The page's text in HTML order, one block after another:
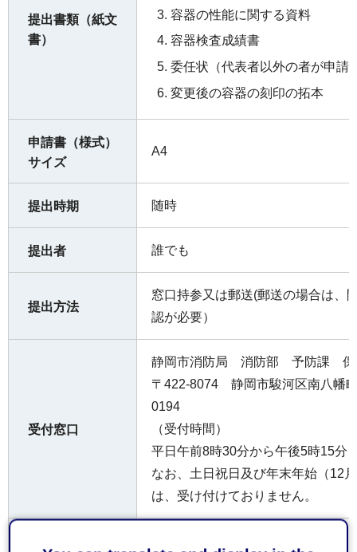
提出書類（紙文
書）
容器の性能に関する資料
容器検査成績書
委任状（代表者以外の者が申請
変更後の容器の刻印の拓本
申請書（様式）
サイズ
A4
提出時期 随時
提出者 誰でも
提出方法
窓口持参又は郵送(郵送の場合は、
認が必要）
受付窓口
静岡市消防局 消防部 予防課 保
〒422-8074 静岡市駿河区南⼋幡
0194
（受付時間）
平日午前8時30分から午後5時15分
なお、土日祝日及び年末年始（12
は、受け付けておりません。